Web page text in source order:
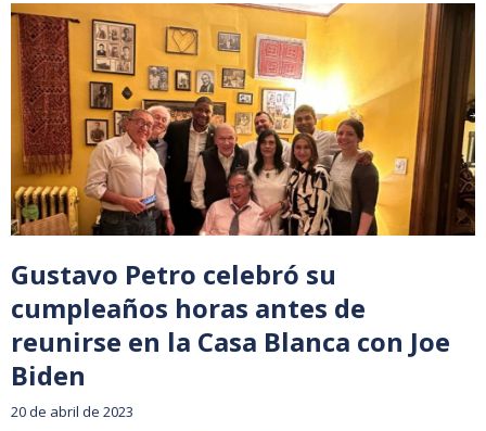
Gustavo Petro celebró su
cumpleaños horas antes de
reunirse en la Casa Blanca con Joe
Biden
20 de abril de 2023